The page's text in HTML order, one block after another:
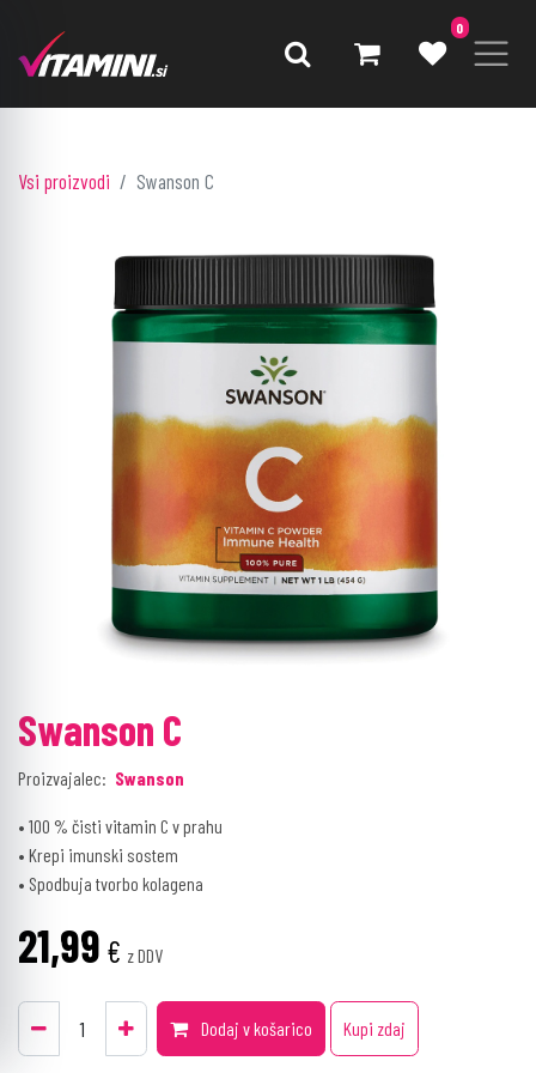
0
Vsi proizvodi Swanson C
Swanson C
Proizvajalec: Swanson
• 100 % čisti vitamin C v prahu
• Krepi imunski sostem
• Spodbuja tvorbo kolagena
21,99 € z DDV
Dodaj v košarico Kupi zdaj